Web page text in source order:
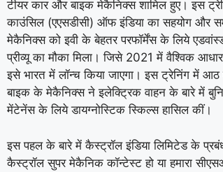
टीयर कार और बाइक मेकैनिक्‍स शामिल हुए। इस
काउंसिल (एएसडीसी) ऑफ इंडिया का सहयोग और
मेकैनिक्‍स को इवी के बेहतर परफॉर्मेंस के लिये
प्रीव्‍यू का मौका मिला। जिसे 2021 में वैश्विक
इसे भारत में लॉन्‍च किया जाएगा। इस ट्रेनिंग में
बाइक के मेकैनिक्‍स ने इलेक्ट्रिक वाहन के बारे में
मेंटेनेंस के लिये डायग्‍नोस्टिक स्किल्‍स हासिल कीं।
इस पहल के बारे में कैस्‍ट्रॉल इंडिया लिमिटेड के
कैस्‍ट्रॉल सुपर मेकैनिक कॉन्‍टेस्‍ट हो या हमारा